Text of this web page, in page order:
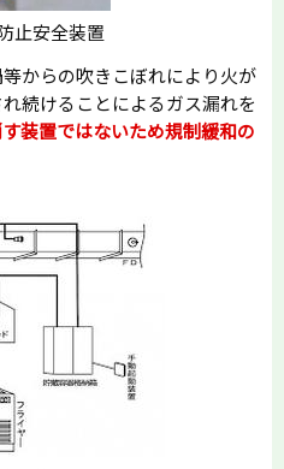
止安全装置
等からの吹きこぼれにより火が
続けることによるガス漏れを
装置ではないため規制緩和の